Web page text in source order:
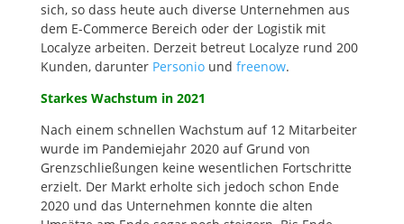
sich, so dass heute auch diverse Unternehmen aus
dem E-Commerce Bereich oder der Logistik mit
Localyze arbeiten. Derzeit betreut Localyze rund 200
Kunden, darunter Personiound freenow.
Starkes Wachstum in 2021
Nach einem schnellen Wachstum auf 12 Mitarbeiter
wurde im Pandemiejahr 2020 auf Grund von
Grenzschließungen keine wesentlichen Fortschritte
erzielt. Der Markt erholte sich jedoch schon Ende
2020 und das Unternehmen konnte die alten